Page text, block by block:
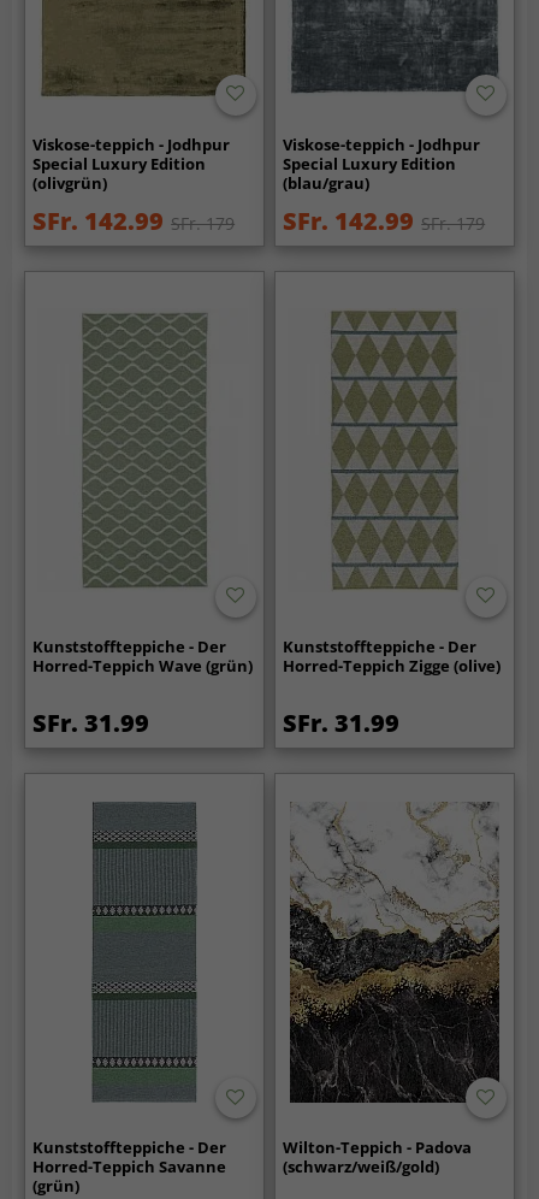
Viskose-teppich - Jodhpur
Special Luxury Edition
(olivgrün)
SFr. 142.99 SFr. 179
Viskose-teppich - Jodhpur
Special Luxury Edition
(blau/grau)
SFr. 142.99 SFr. 179
Kunststoffteppiche - Der
Horred-Teppich Wave (grün)
SFr. 31.99
Kunststoffteppiche - Der
Horred-Teppich Zigge (olive)
SFr. 31.99
Kunststoffteppiche - Der
Horred-Teppich Savanne
(grün)
Wilton-Teppich - Padova
(schwarz/weiß/gold)